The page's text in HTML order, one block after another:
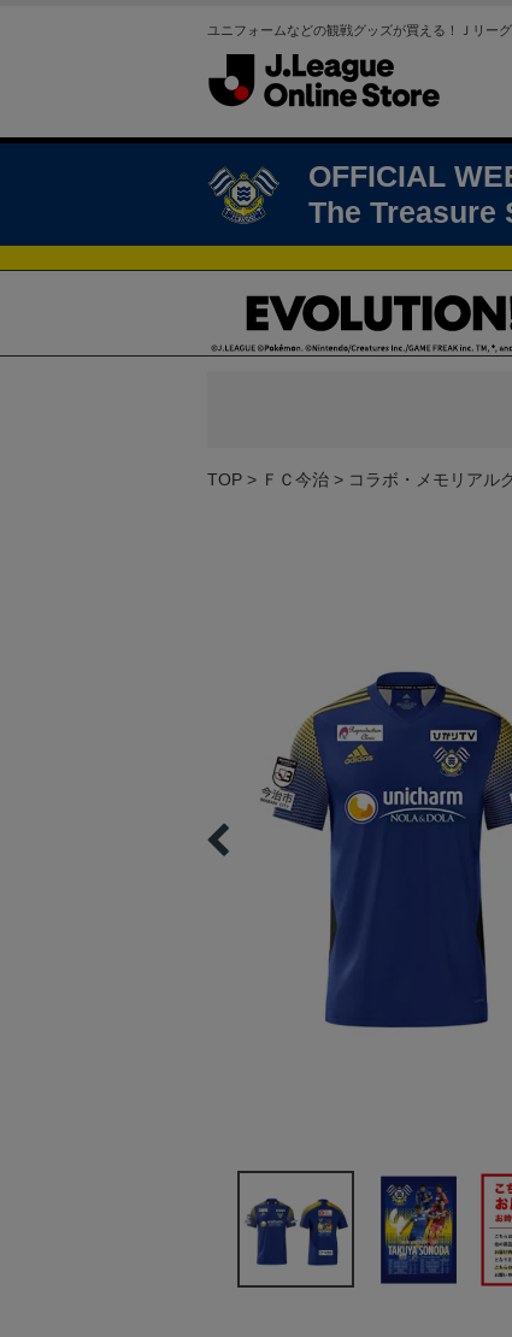
ユニフォームなどの観戦グッズが買える！Ｊリー
OFFICIAL
The Treasure
TOP ＦＣ今治 コラボ・メモリアル